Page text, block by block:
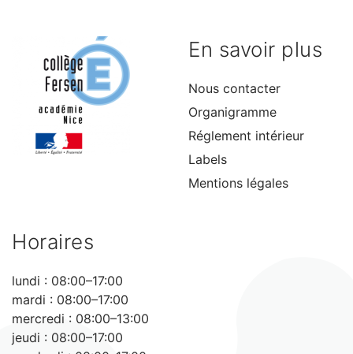
En savoir plus
Nous contacter
Organigramme
Réglement intérieur
Labels
Mentions légales
Horaires
lundi : 08:00–17:00
mardi : 08:00–17:00
mercredi : 08:00–13:00
jeudi : 08:00–17:00